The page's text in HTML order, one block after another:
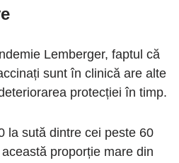
Lemberger, faptul că
sunt în clinică are alte
protecției în timp.
la sută dintre cei peste 60
proporție mare din